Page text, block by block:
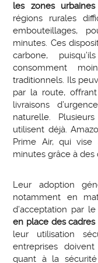
les zones
régions rurales
embouteillages,
minutes. Ces
carbone,
consomment
traditionnels. Ils
par la route,
livraisons
naturelle.
utilisent déjà.
Prime Air, qui
minutes grâce à des
Leur adoption
notamment en
d’acceptation par
en place des
leur utilisation
entreprises
quant à la